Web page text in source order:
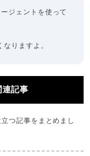
ジェントを使って
りますよ。
連記事
つ記事をまとめまし